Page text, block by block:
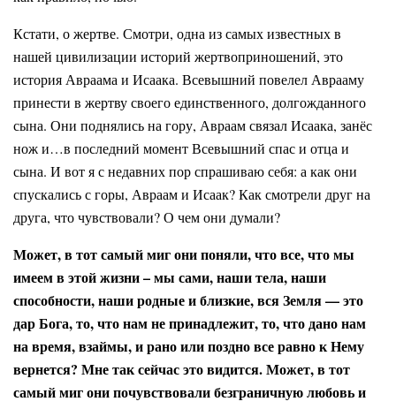
Кстати, о жертве. Смотри, одна из самых известных в
нашей цивилизации историй жертвоприношений, это
история Авраама и Исаака. Всевышний повелел Аврааму
принести в жертву своего единственного, долгожданного
сына. Они поднялись на гору, Авраам связал Исаака, занёс
нож и…в последний момент Всевышний спас и отца и
сына. И вот я с недавних пор спрашиваю себя: а как они
спускались с горы, Авраам и Исаак? Как смотрели друг на
друга, что чувствовали? О чем они думали?
Может, в тот самый миг они поняли, что все, что мы
имеем в этой жизни – мы сами, наши тела, наши
способности, наши родные и близкие, вся Земля — это
дар Бога, то, что нам не принадлежит, то, что дано нам
на время, взаймы, и рано или поздно все равно к Нему
вернется? Мне так сейчас это видится. Может, в тот
самый миг они почувствовали безграничную любовь и